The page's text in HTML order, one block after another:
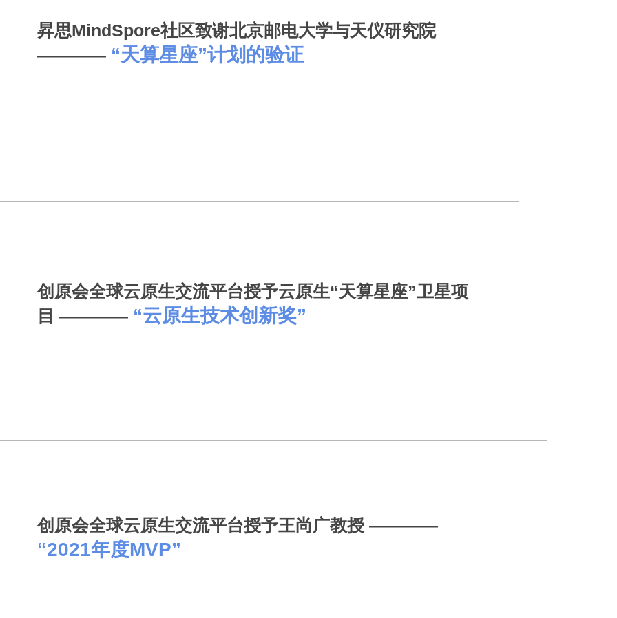
昇思MindSpore社区致谢北京邮电大学与天仪研究院
———— “天算星座”计划的验证
创原会全球云原生交流平台授予云原生“天算星座”卫星项
目 ———— “云原生技术创新奖”
创原会全球云原生交流平台授予王尚广教授 ————
“2021年度MVP”